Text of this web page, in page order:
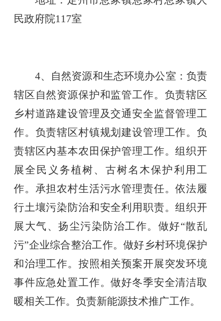
民政府院117室
4、自然资源和生态环境办公室：负责
辖区自然资源保护和监管工作。负责辖区
乡村道路建设管理及交通安全监督管理工
作。负责辖区村镇规划建设管理工作。负
责辖区内基本农田保护管理工作。组织开
展全民义务植树、古树名木保护利用工
作。承担农村生活污水管理责任。依法履
行土壤污染防治和安全利用职责。组织开
展大气、扬尘污染防治工作。做好“散乱
污”企业综合整治工作。做好乡村环境保护
和治理工作。按照相关预案开展突发环境
事件应急处置工作。做好冬季安全清洁取
暖相关工作。负责新能源技术推广工作。